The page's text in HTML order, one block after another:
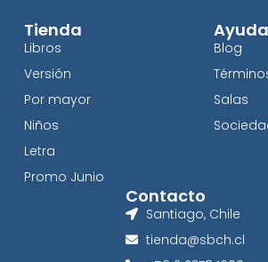
Tienda
Libros
Versión
Por mayor
Niños
Letra
Promo Junio
Ayuda
Blog
Salas
Contacto
Santiago, Chile
tienda@sbch.cl